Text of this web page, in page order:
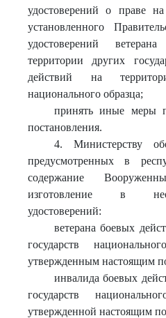
удостоверений о праве
установленного
удостоверений
территории других
действий на
национального образца;
принять иные меры
постановления.
4. Министерству
предусмотренных в
содержание
изготовление в
удостоверений:
ветерана боевых
государств
утвержденным настоящим
инвалида боевых
государств
утвержденной настоящим